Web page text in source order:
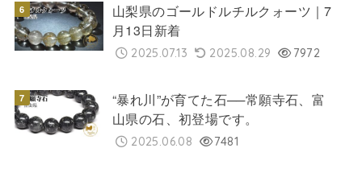
山梨県のゴールドルチルクォーツ｜7
月13日新着
2025.07.13 2025.08.29 7972
“暴れ川”が育てた石──常願寺石、富
山県の石、初登場です。
2025.06.08 7481